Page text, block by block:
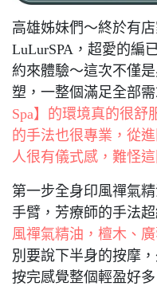
高雄姊妹們～終於有
LuLurSPA，超愛的編
約來體驗～這次不僅
塑，一整個滿足全部
Spa】的環境真的很舒
的手法也很專業，從
人很有儀式感，難怪
第一步全身印風禪氣
手臂，芳療師的手法
風禪氣精油，檀木、
別要說下半身的按摩
按完感覺整個輕盈好